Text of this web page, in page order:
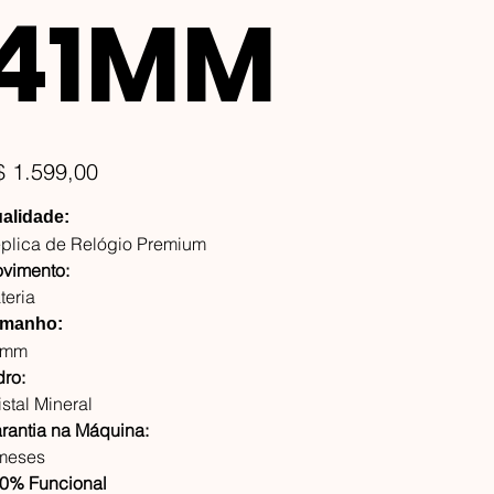
1.599,00
de Relógio Premium
Mineral
na Máquina:
Funcional